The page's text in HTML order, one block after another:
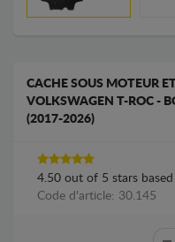
CACHE SOUS MOTEUR
VOLKSWAGEN T-ROC -
(2017-2026)
4.50 out of 5 stars
Code d'article: 30.145